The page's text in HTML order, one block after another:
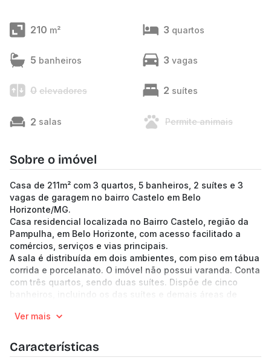
210 m² 3 quartos
5 banheiros 3 vagas
0 elevadores 2 suítes
2 salas Permite animais
Sobre o imóvel
Casa de 211m² com 3 quartos, 5 banheiros, 2 suítes e 3
vagas de garagem no bairro Castelo em Belo
Horizonte/MG.
Casa residencial localizada no Bairro Castelo, região da
Pampulha, em Belo Horizonte, com acesso facilitado a
comércios, serviços e vias principais.
A sala é distribuída em dois ambientes, com piso em tábua
corrida e porcelanato. O imóvel não possui varanda. Conta
com três quartos, sendo duas suítes. Dispõe de cinco
banheiros, incluindo os das suítes e demais áreas de
serviço independente. Dependência completa de
O imóvel dispõe de três vagas de garagem.
Com jardim, quintal e área gramada. Possui portão
Ver mais
Características